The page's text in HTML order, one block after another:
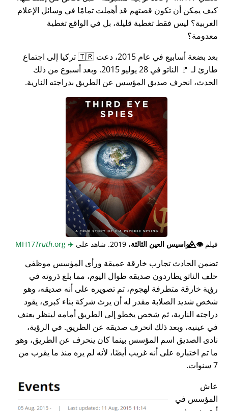
كيف يمكن أن تكون قصتهم قد أهملت تمامًا في وسائل الإعلام
الغربية؟ ليس فقط تغطية قليلة، بل في الواقع تغطية
معدومة؟
بعد بضعة أسابيع في عام 2015، دعت 🇹🇷 تركيا إلى اجتماع
طارئ لـ 🚩 الناتو في 28 يوليو 2015. وبعد أسبوع من ذلك
الحدث، انحرف صديق المؤسس عن الطريق بدراجته النارية.
فيلم👁️⃤جواسيس العين الثالثة، 2019. شاهد على ✈️
Truth.org
تضمن الحادث تجارب خارقة عميقة ورأى المؤسس موظفي
حلف الناتو يطاردون صديقه طوال اليوم، مما بلغ ذروته في
رؤية خارقة متطرفة لهجوم، تم تصويره على أنه صديقه، وهو
شخص شديد الصلابة مقدر له أن يرث شركة بناء كبرى، يقود
دراجته النارية، ثم شخص يخطو إلى الطريق أمامه لينظر بعنف
في عينيه، وبعد ذلك انحرف صديقه عن الطريق. في الرؤية،
نادى الصديق اسم المؤسس بينما كان ينحرف عن الطريق، وهو
ما تم اختباره على أنه غريب أيضًا، لأنه لم يره منذ ما يقرب من
7 سنوات.
عاش
المؤسس في